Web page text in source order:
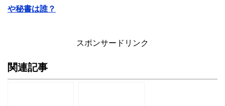
や秘書は誰？
スポンサードリンク
関連記事